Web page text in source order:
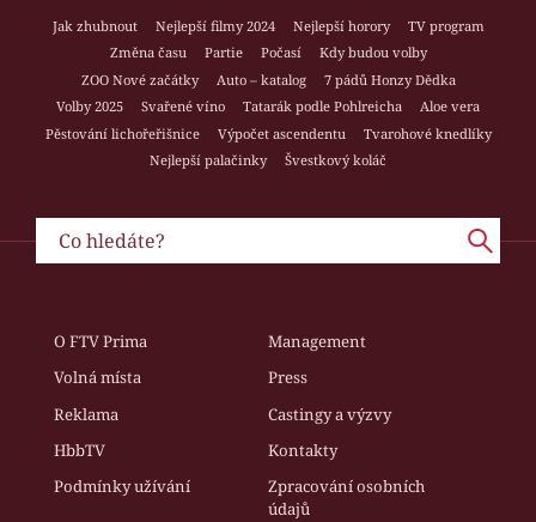
Jak zhubnout Nejlepší filmy 2024 Nejlepší horory
TV program
Změna času
Partie Počasí
Kdy budou volby
ZOO Nové začátky
Auto – katalog
7 pádů Honzy Dědka
Volby 2025
Svařené víno Tatarák podle Pohlreicha
Aloe vera
Pěstování lichořeřišnice
Výpočet ascendentu
Tvarohové knedlíky
Nejlepší palačinky
Švestkový koláč
O FTV Prima
Management
Volná místa
Press
Reklama
Castingy a výzvy
HbbTV
Kontakty
Podmínky užívání
Zpracování osobních
údajů